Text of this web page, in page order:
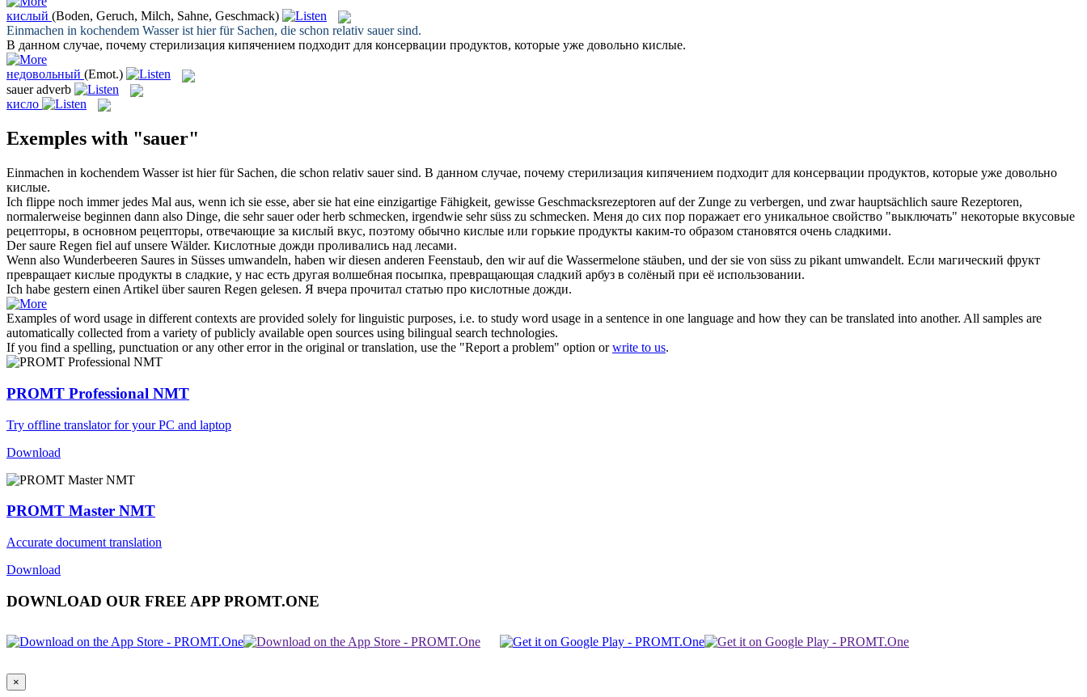
кислый (Boden, Geruch, Milch, Sahne, Geschmack)
Einmachen in kochendem Wasser ist hier für Sachen, die schon relativ sauersind.
В данном случае, почему стерилизация кипячением подходит для консервации продуктов, которые уже довольно кислые.
недовольный (Emot.)
sauer adverb
кисло
Exemples with "sauer"
Einmachen in kochendem Wasser ist hier für Sachen, die schon relativ sauersind. В данном случае, почему стерилизация кипячением подходит для консервации продуктов, которые уже довольно
кислые.
Ich flippe noch immer jedes Mal aus, wenn ich sie esse, aber sie hat eine einzigartige Fähigkeit, gewisse Geschmacksrezeptoren auf der Zunge zu verbergen, und zwar hauptsächlich saure Rezeptoren,
normalerweise beginnen dann also Dinge, die sehrsaueroder herb schmecken, irgendwie sehr süss zu schmecken. Меня до сих пор поражает его уникальное свойство "выключать" некоторые вкусовые
рецепторы, в основном рецепторы, отвечающие за кислый вкус, поэтому обычно кислые или горькие продукты каким-то образом становятся очень сладкими.
Dersaure Regen fiel auf unsere Wälder. Кислотные дожди проливались над лесами.
Wenn also Wunderbeeren Saures in Süsses umwandeln, haben wir diesen anderen Feenstaub, den wir auf die Wassermelone stäuben, und der sie von süss zu pikant umwandelt. Если магический фрукт
превращает кислые продукты в сладкие, у нас есть другая волшебная посыпка, превращающая сладкий арбуз в солёный при её использовании.
Ich habe gestern einen Artikel übersauren Regen gelesen. Я вчера прочитал статью про кислотные дожди.
Examples of word usage in different contexts are provided solely for linguistic purposes, i.e. to study word usage in a sentence in one language and how they can be translated into another. All samples are
automatically collected from a variety of publicly available open sources using bilingual search technologies.
If you find a spelling, punctuation or any other error in the original or translation, use the "Report a problem" option orwrite to us.
PROMT Professional NMT
Try offline translator for your PC and laptop
Download
PROMT Master NMT
Accurate document translation
Download
DOWNLOAD OUR FREE APP PROMT.ONE
×